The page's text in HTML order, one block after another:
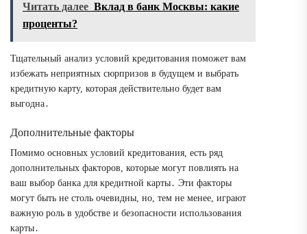
Читать далее Вклад в банк Москвы: какие
проценты?
Тщательный анализ условий кредитования поможет вам
избежать неприятных сюрпризов в будущем и выбрать
кредитную карту, которая действительно будет вам
выгодна․
Дополнительные факторы
Помимо основных условий кредитования, есть ряд
дополнительных факторов, которые могут повлиять на
ваш выбор банка для кредитной карты․ Эти факторы
могут быть не столь очевидны, но, тем не менее, играют
важную роль в удобстве и безопасности использования
карты․